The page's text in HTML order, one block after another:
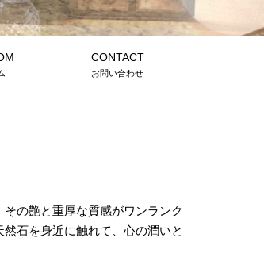
CONTACT
お問い合わせ
の艶と重厚な質感がワンランク
石を身近に触れて、心の潤いと